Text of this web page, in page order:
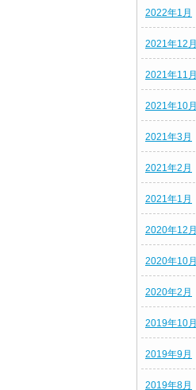
2022年1月
2021年12月
2021年11月
2021年10月
2021年3月
2021年2月
2021年1月
2020年12月
2020年10月
2020年2月
2019年10月
2019年9月
2019年8月